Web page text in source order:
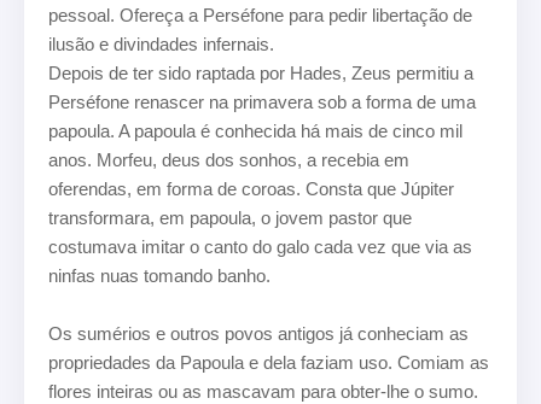
pessoal. Ofereça a Perséfone para pedir libertação de
ilusão e divindades infernais.
Depois de ter sido raptada por Hades, Zeus permitiu a
Perséfone renascer na primavera sob a forma de uma
papoula. A papoula é conhecida há mais de cinco mil
anos. Morfeu, deus dos sonhos, a recebia em
oferendas, em forma de coroas. Consta que Júpiter
transformara, em papoula, o jovem pastor que
costumava imitar o canto do galo cada vez que via as
ninfas nuas tomando banho.
Os sumérios e outros povos antigos já conheciam as
propriedades da Papoula e dela faziam uso. Comiam as
flores inteiras ou as mascavam para obter-lhe o sumo.